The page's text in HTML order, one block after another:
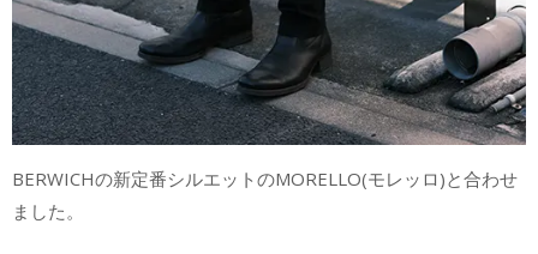
BERWICHの新定番シルエットのMORELLO(モレッロ)と合わせ
ました。